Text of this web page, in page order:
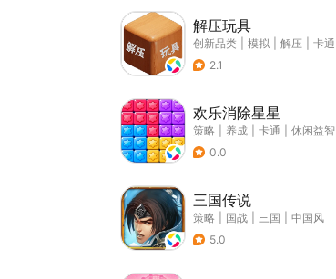
解压玩具
创新品类 模拟 解压
卡通
2.1
欢乐消除星星
策略 养成 卡通
休闲益智
0.0
三国传说
策略 国战 三国
中国风
5.0